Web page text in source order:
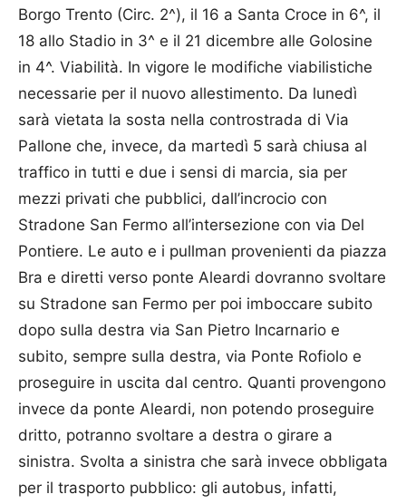
Borgo Trento (Circ. 2^), il 16 a Santa Croce in 6^, il
18 allo Stadio in 3^ e il 21 dicembre alle Golosine
in 4^. Viabilità. In vigore le modifiche viabilistiche
necessarie per il nuovo allestimento. Da lunedì
sarà vietata la sosta nella controstrada di Via
Pallone che, invece, da martedì 5 sarà chiusa al
traffico in tutti e due i sensi di marcia, sia per
mezzi privati che pubblici, dall’incrocio con
Stradone San Fermo all’intersezione con via Del
Pontiere. Le auto e i pullman provenienti da piazza
Bra e diretti verso ponte Aleardi dovranno svoltare
su Stradone san Fermo per poi imboccare subito
dopo sulla destra via San Pietro Incarnario e
subito, sempre sulla destra, via Ponte Rofiolo e
proseguire in uscita dal centro. Quanti provengono
invece da ponte Aleardi, non potendo proseguire
dritto, potranno svoltare a destra o girare a
sinistra. Svolta a sinistra che sarà invece obbligata
per il trasporto pubblico: gli autobus, infatti,